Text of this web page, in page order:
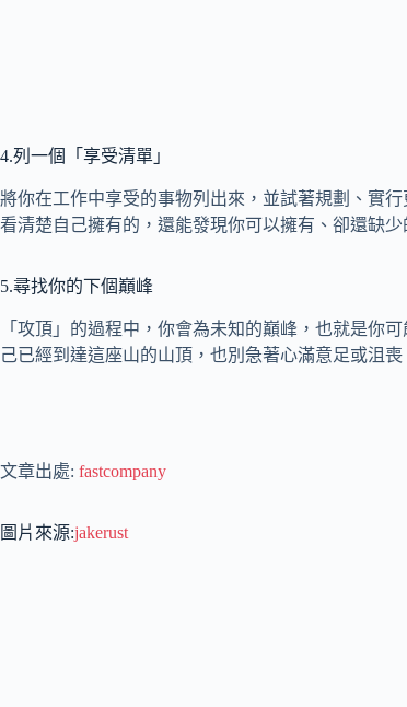
4.列一個「享受清單」
將你在工作中享受的事物列出來，並試著規劃、實
看清楚自己擁有的，還能發現你可以擁有、卻還缺少
5.尋找你的下個巔峰
「攻頂」的過程中，你會為未知的巔峰，也就是你
己已經到達這座山的山頂，也別急著心滿意足或沮
文章出處: fastcompany
圖片來源:jakerust